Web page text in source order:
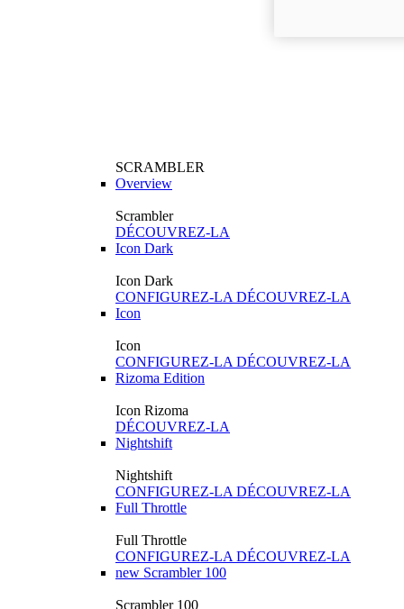
SCRAMBLER
Overview
Scrambler
DÉCOUVREZ-LA
Icon Dark
Icon Dark
CONFIGUREZ-LA DÉCOUVREZ-LA
Icon
Icon
CONFIGUREZ-LA DÉCOUVREZ-LA
Rizoma Edition
Icon Rizoma
DÉCOUVREZ-LA
Nightshift
Nightshift
CONFIGUREZ-LA DÉCOUVREZ-LA
Full Throttle
Full Throttle
CONFIGUREZ-LA DÉCOUVREZ-LA
new Scrambler 100
Scrambler 100